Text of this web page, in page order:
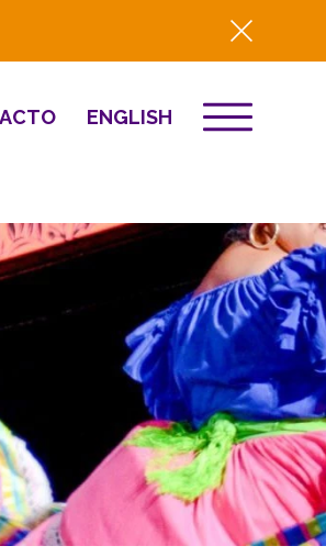
ENGLISH
Destino 2026
NOTICIAS
Prensa
Resumen del año
Renovación y
Reubicación